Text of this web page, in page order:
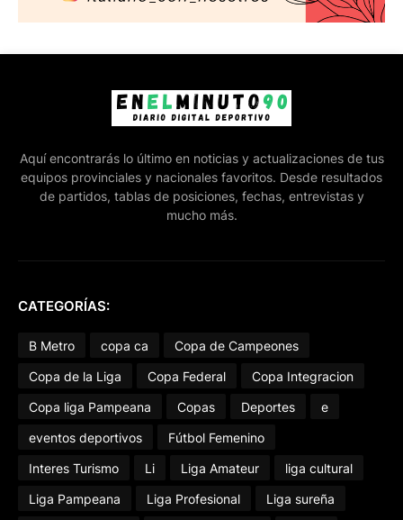
Aquí encontrarás lo último en noticias y actualizaciones de tus
equipos provinciales y nacionales favoritos. Desde resultados
de partidos, tablas de posiciones, fechas, entrevistas y
mucho más.
CATEGORÍAS:
B Metro copa ca
Copa de Campeones
Copa de la Liga
Copa Federal
Copa Integracion
Copa liga Pampeana
Copas Deportes
e
eventos deportivos
Fútbol Femenino
Interes Turismo
Li Liga Amateur
liga cultural
Liga Pampeana
Liga Profesional
Liga sureña